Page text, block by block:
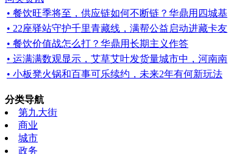
• 餐饮旺季将至，供应链如何不断链？华鼎用四城基
• 22座驿站守护千里青藏线，满帮公益启动进藏卡友
• 餐饮价值战怎么打？华鼎用长期主义作答
• 运满满数观显示，艾草艾叶发货量城市中，河南南
• 小板凳火锅和百事可乐续约，未来2年有何新玩法
分类导航
第九大街
商业
城市
政务